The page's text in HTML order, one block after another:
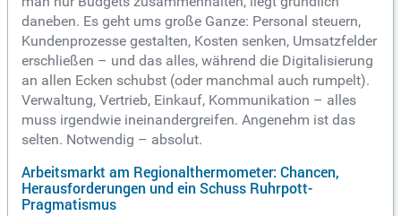
daneben. Es geht ums große Ganze: Personal steuern,
Kundenprozesse gestalten, Kosten senken, Umsatzfelder
erschließen – und das alles, während die Digitalisierung
an allen Ecken schubst (oder manchmal auch rumpelt).
Verwaltung, Vertrieb, Einkauf, Kommunikation – alles
muss irgendwie ineinandergreifen. Angenehm ist das
selten. Notwendig – absolut.
Arbeitsmarkt am Regionalthermometer: Chancen,
Herausforderungen und ein Schuss Ruhrpott-
Pragmatismus